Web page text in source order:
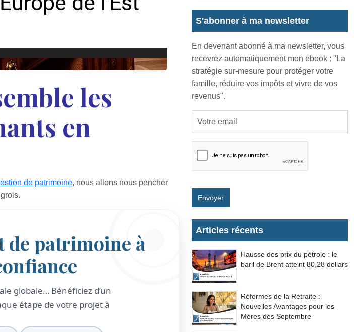
les
en
de patrimoine, nous allons nous pencher
de patrimoine à
globale… Bénéficiez d’un
étape de votre projet à
S'abonner à ma newsletter
En devenant abonné à ma newsletter, vous
recevrez automatiquement mon ebook : "La
stratégie sur-mesure pour protéger votre
famille, réduire vos impôts et vivre de vos
revenus".
Envoyer
Articles récents
Hausse des prix du pétrole : le
baril de Brent atteint 80,28 dollars
Réformes de la Retraite :
Nouvelles Avantages pour les
Mères dès Septembre